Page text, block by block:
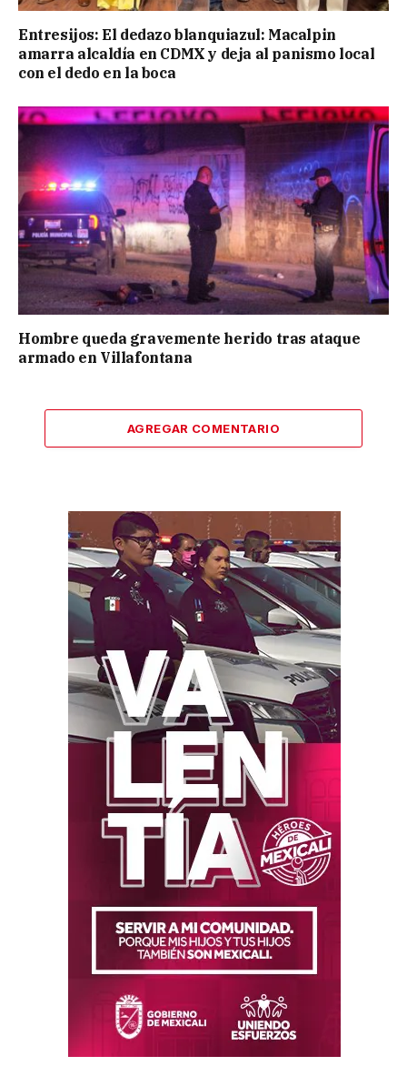
Entresijos: El dedazo blanquiazul: Macalpin
amarra alcaldía en CDMX y deja al panismo local
con el dedo en la boca
Hombre queda gravemente herido tras ataque
armado en Villafontana
AGREGAR COMENTARIO